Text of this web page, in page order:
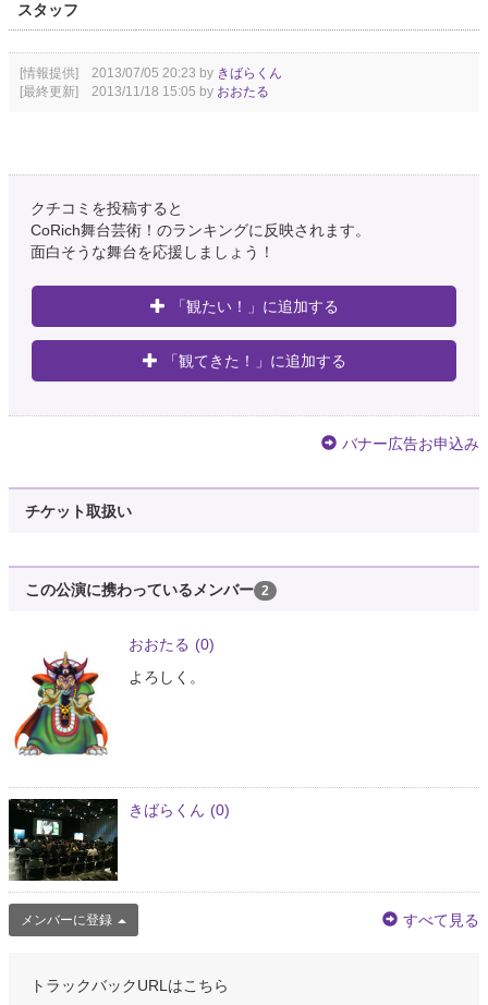
スタッフ
[情報提供] 2013/07/05 20:23 by きばらくん
[最終更新] 2013/11/18 15:05 by おおたる
クチコミを投稿すると
CoRich舞台芸術！のランキングに反映されます。
面白そうな舞台を応援しましょう！
「観たい！」に追加する
「観てきた！」に追加する
バナー広告お申込み
チケット取扱い
この公演に携わっているメンバー 2
おおたる (0)
よろしく。
きばらくん (0)
メンバーに登録 すべて見る
トラックバックURLはこちら